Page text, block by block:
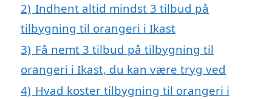
2) Indhent altid mindst 3 tilbud på
tilbygning til orangeri i Ikast
3) Få nemt 3 tilbud på tilbygning til
orangeri i Ikast, du kan være tryg ved
4) Hvad koster tilbygning til orangeri i